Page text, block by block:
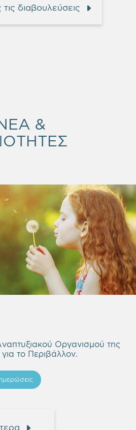
διαβουλεύσεις
&
Οργανισμού της
το Περιβάλλον.